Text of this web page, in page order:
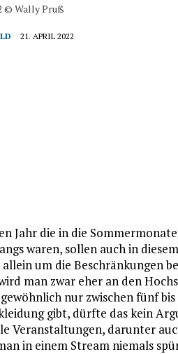
© Wally Pruß
21. APRIL 2022
Jahr die in die
waren, sollen auch in
um die Beschränkungen
man zwar eher an den
nur zwischen fünf
gibt, dürfte das kein
Veranstaltungen, darunter
in einem Stream niemals